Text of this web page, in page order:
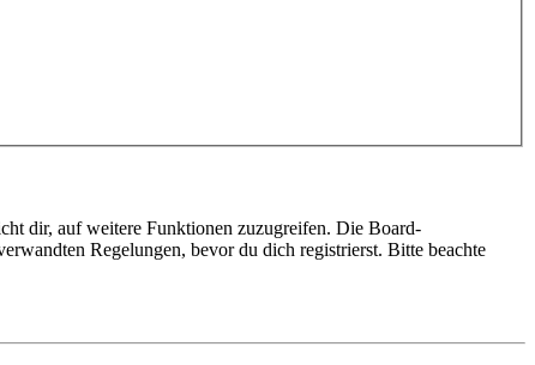
dir, auf weitere Funktionen zuzugreifen. Die Board-
Regelungen, bevor du dich registrierst. Bitte beachte